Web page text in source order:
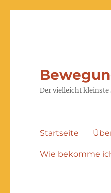
Der vielleicht
Startseite
Wie bekomme